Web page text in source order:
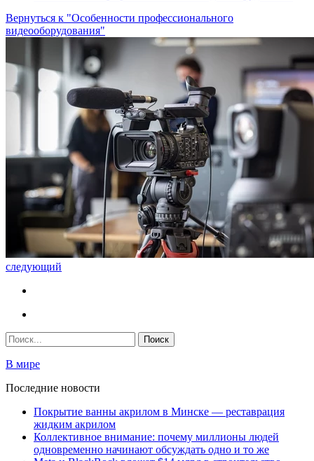
Вернуться к "Особенности профессионального
видеооборудования"
следующий
В мире
Последние новости
Покрытие ванны акрилом в Минске — реставрация
жидким акрилом
Коллективное внимание: почему миллионы людей
одновременно начинают обсуждать одно и то же